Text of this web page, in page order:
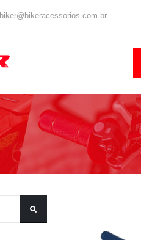
biker@bikeracessorios.com.br